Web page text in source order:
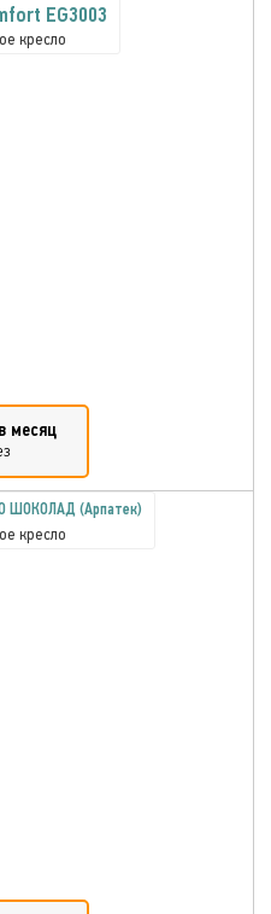
EG3003
кресло
месяц
ШОКОЛАД (Арпатек)
кресло